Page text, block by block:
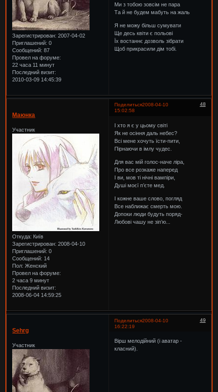
Зарегистрирован: 2007-04-02
Приглашений: 0
Сообщений: 87
Провел на форуме:
22 часа 11 минут
Последний визит:
2010-03-09 14:45:39
Ми з тобою зовсім не пара
Та й не будем мабуть на жаль
Я не можу більш сумувати
Ще десь квіти є польові
Їх востаннє дозволь зібрати
Щоб прикрасили дім тобі.
Поделиться 48
2008-04-10
15:02:58
Маюнка
Участник
Откуда: Київ
Зарегистрирован: 2008-04-10
Приглашений: 0
Сообщений: 14
Пол: Женский
Провел на форуме:
2 часа 9 минут
Последний визит:
2008-06-04 14:59:25
І хто я є у цьому світі
Як не осіння даль небес?
Всі мене хочуть їсти-пити,
Пірнаючи в імлу чудес.
Для вас мій голос-наче ліра,
Про все розкаже наперед
І ви, мов ті нічні вампіри,
Душі моєї п’єте мед.
І кожне ваше слово, погляд
Все наближає смерть мою.
Допоки люди будуть поряд-
Любові чашу не зіп’ю...
Поделиться 49
2008-04-10
16:22:19
Sehrg
Участник
Вірш мелодійний (і аватар -
класний).